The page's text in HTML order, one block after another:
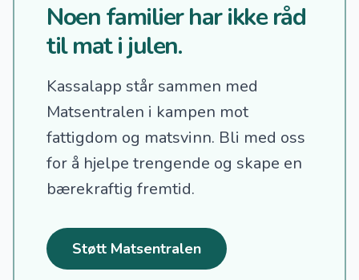
Noen familier har ikke råd
til mat i julen.
Kassalapp står sammen med
Matsentralen i kampen mot
fattigdom og matsvinn. Bli med oss
for å hjelpe trengende og skape en
bærekraftig fremtid.
Støtt Matsentralen